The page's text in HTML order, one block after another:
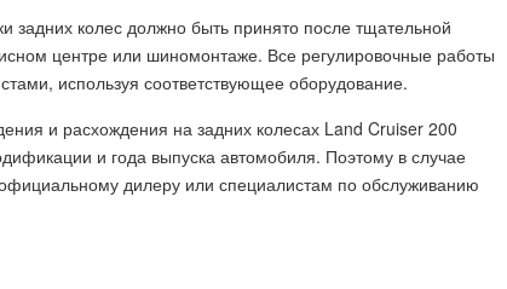
задних колес должно быть принято после тщательной
центре или шиномонтаже. Все регулировочные работы
используя соответствующее оборудование.
и расхождения на задних колесах Land Cruiser 200
и года выпуска автомобиля. Поэтому в случае
дилеру или специалистам по обслуживанию